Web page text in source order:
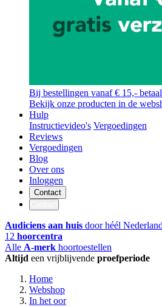
Bij bestellingen vanaf € 15,-
Bekijk onze producten in de
Hulp
Instructievideo's Vergoedingen
Reviews
Vergoedingen
Blog
Over ons
Inloggen
Contact
Audiciens aan huis door héél
12 hoorcentra
Alle A-merk hoortoestellen
Altijd een vrijblijvende proefperiode
Home
Webshop
In het oor